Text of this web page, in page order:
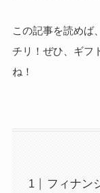
この記事を読めば
チリ！ぜひ、ギフ
ね！
フィナン